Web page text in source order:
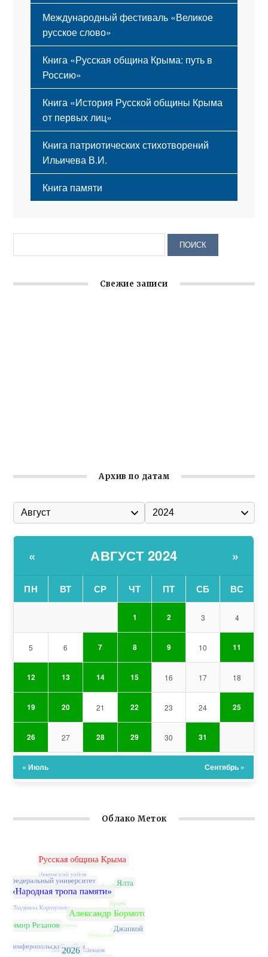
Международный фестиваль «Великое
русское слово»
Книга «Русская община Крыма: путь в
Россию»
Книга «История Русской общины Крыма
от первых лиц»
Книга патриотических стихотворений
Ильичева В.И.
Книга памяти
Свежие записи
Архив по датам
« АВГУСТ 2024 »
ПН ВТ СР ЧТ ПТ СБ ВС
1 2 3 4
5 6 7 8 9 10 11
12 13 14 15 16 17 18
19 20 21 22 23 24 25
26 27 28 29 30 31
« Июль Сентябрь »
Облако Меток